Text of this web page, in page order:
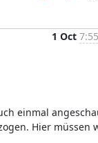
1 Oct
einmal
Hier müssen